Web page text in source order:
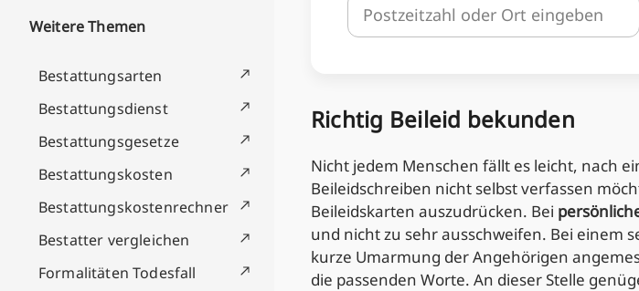
Weitere Themen
Bestattungsarten
Bestattungsdienst
Bestattungsgesetze
Bestattungskosten
Bestattungskostenrechner
Bestatter vergleichen
Formalitäten Todesfall
Richtig Beileid bekunden
Nicht jedem Menschen fällt es leicht, nach
Beileidschreiben nicht selbst verfassen
Beileidskarten auszudrücken. Bei
und nicht zu sehr ausschweifen. Bei einem
kurze Umarmung der Angehörigen
die passenden Worte. An dieser Stelle